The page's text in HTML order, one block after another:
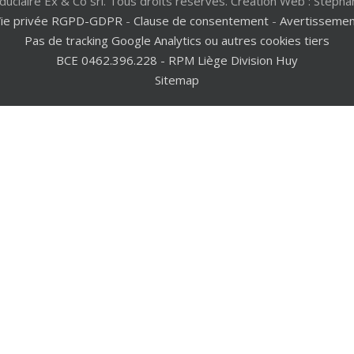
privée RGPD-GDPR - Clause de consentement -
Pas de tracking Google Analytics ou autres cookies tiers
BCE 0462.396.228 - RPM Liège Division Huy
Sitemap